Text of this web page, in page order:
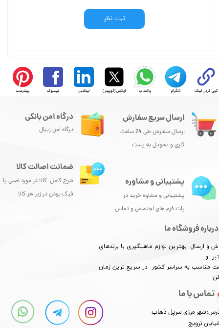
ثبت نظر
کپی کردن لینک تلگرام واتساپ ایکس (توییتر) لینکدین فیسبوک پینترست
ارسال سریع سفارش
ارسال سفارش طی 24 ساعت
کاری و تحویل به پست
درباره فروشگاه ما
و ارسال بهترین لوازم ماهیگیری با برندهای
و
مناسب به سراسر کشور در سریع ترین زمان
تماس با ما
مرزی سرپل ذهاب
ترویج
درگاه امن بانکی
درگاه امن زیبال
پشتیبانی و مشاوره
پشتیبانی و مشاوه خرید در
پلت فرم های اجتماعی و تماس
ضمانت اصالت کالا
شرح کامل کالا در مورد اصلی یا
فیک بودن در زیر هر کالا